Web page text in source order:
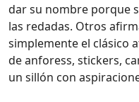
dar su nombre porque
las redadas. Otros
simplemente el clásico
de anforess, stickers,
un sillón con